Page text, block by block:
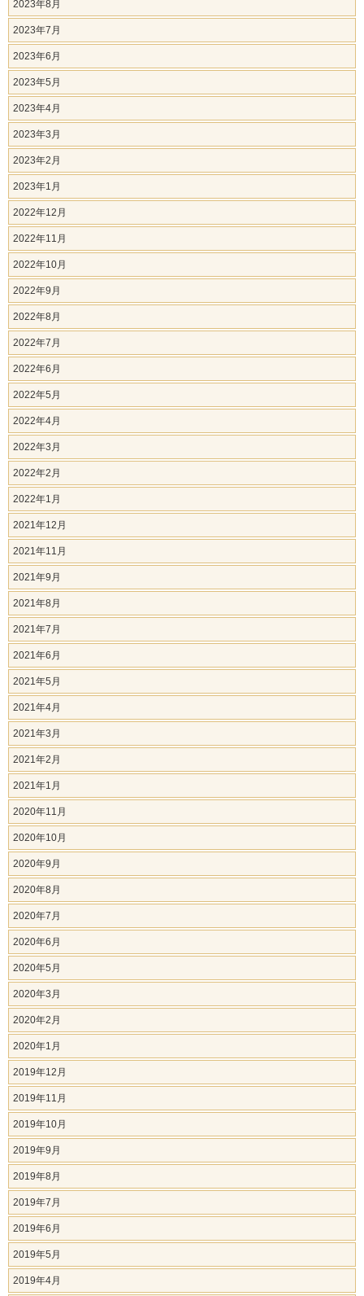
2023年8月
2023年7月
2023年6月
2023年5月
2023年4月
2023年3月
2023年2月
2023年1月
2022年12月
2022年11月
2022年10月
2022年9月
2022年8月
2022年7月
2022年6月
2022年5月
2022年4月
2022年3月
2022年2月
2022年1月
2021年12月
2021年11月
2021年9月
2021年8月
2021年7月
2021年6月
2021年5月
2021年4月
2021年3月
2021年2月
2021年1月
2020年11月
2020年10月
2020年9月
2020年8月
2020年7月
2020年6月
2020年5月
2020年3月
2020年2月
2020年1月
2019年12月
2019年11月
2019年10月
2019年9月
2019年8月
2019年7月
2019年6月
2019年5月
2019年4月